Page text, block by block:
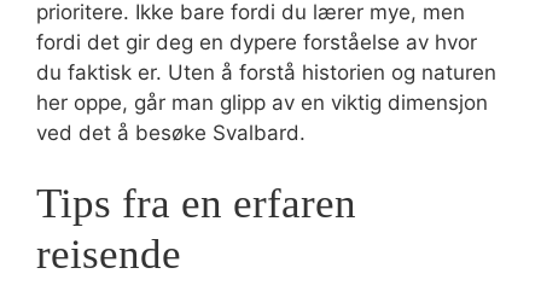
prioritere. Ikke bare fordi du lærer mye, men
fordi det gir deg en dypere forståelse av hvor
du faktisk er. Uten å forstå historien og naturen
her oppe, går man glipp av en viktig dimensjon
ved det å besøke Svalbard.
Tips fra en erfaren
reisende